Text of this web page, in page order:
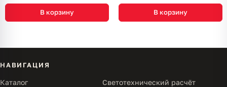
В корзину В корзину
НАВИГАЦИЯ
Каталог Светотехнический расчёт